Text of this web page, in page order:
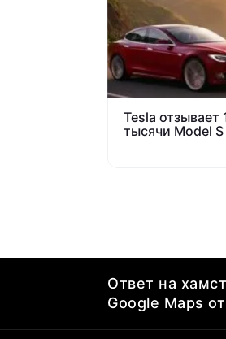
Tesla отзывает
тысячи Model S
Ответ на
Google Maps